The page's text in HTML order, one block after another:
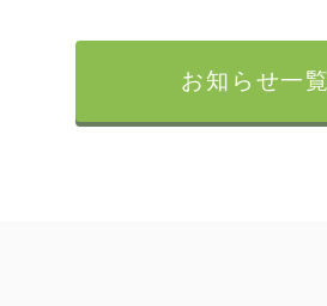
お知らせ一